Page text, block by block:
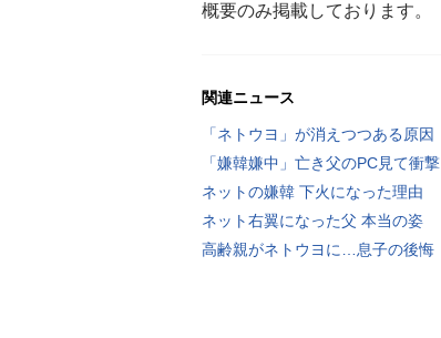
概要のみ掲載しております。
関連ニュース
「ネトウヨ」が消えつつある原因
「嫌韓嫌中」亡き父のPC見て衝撃
ネットの嫌韓 下火になった理由
ネット右翼になった父 本当の姿
高齢親がネトウヨに…息子の後悔